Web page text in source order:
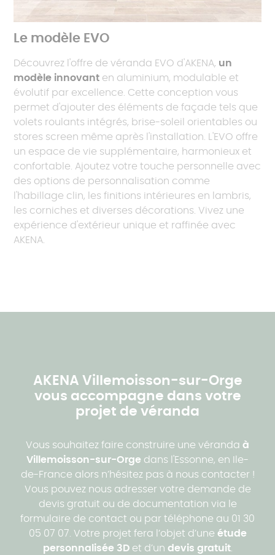
Le modèle EVO
Découvrez l'offre de véranda EVO d'AKENA, un
modèle innovant en aluminium, modulable et
évolutif par excellence. Cette conception vous
permet d'ajouter des éléments de façade tels que
volets roulants intégrés, brise-soleil orientables ou
stores screen même après l'installation. L'EVO offre
un espace de vie supplémentaire, harmonieux et
confortable. Ajoutez votre touche personnelle avec
des options de personnalisation comme
l'habillage clin, les finitions intérieures en lambris,
les corniches et diverses décorations. Vivez une
expérience d'extérieur unique et raffinée avec
AKENA.
AKENA Villemoisson-sur-Orge
vous accompagne dans votre
projet de véranda
Vous souhaitez faire construire une véranda à
Villemoisson-sur-Orge dans l'Essonne, en Ile-
de-France alors n’hésitez pas à nous contacter !
Vous pouvez nous adresser votre demande de
devis gratuit ou de documentation via le
formulaire de contact ou par téléphone au 01 30
05 07 07. Votre projet fera l’objet d’une étude
personnalisée 3Det d’un devis gratuit.